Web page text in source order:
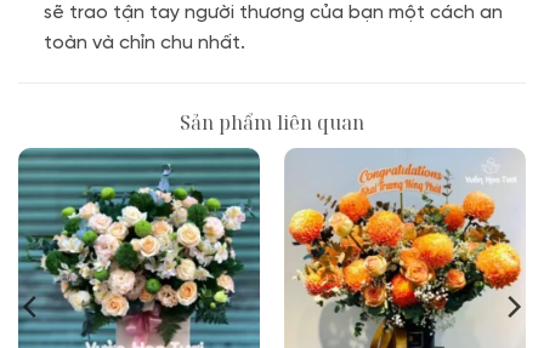
sẽ trao tận tay người thương của bạn một cách an
toàn và chỉn chu nhất.
Sản phẩm liên quan